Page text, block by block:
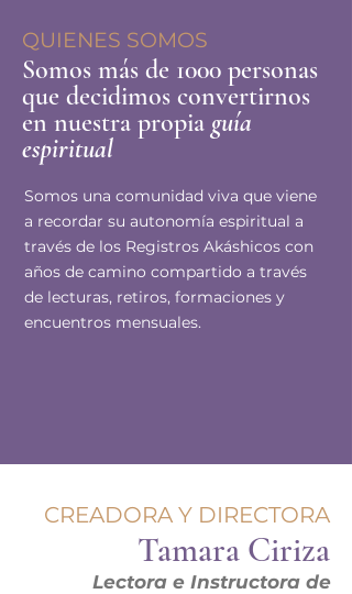
QUIENES SOMOS
Somos más de 1000 personas
que decidimos convertirnos
en nuestra propia guía
espiritual
Somos una comunidad viva que viene
a recordar su autonomía espiritual a
través de los Registros Akáshicos con
años de camino compartido a través
de lecturas, retiros, formaciones y
encuentros mensuales.
CREADORA Y DIRECTORA
Tamara Ciriza
Lectora e Instructora de